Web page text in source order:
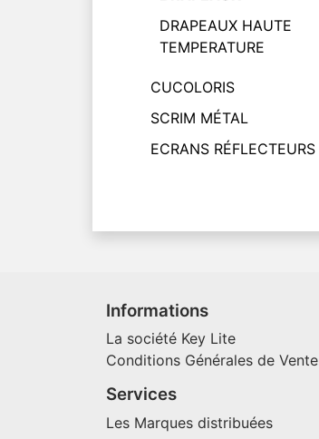
DRAPEAUX HAUTE
TEMPERATURE
CUCOLORIS
SCRIM MÉTAL
ECRANS RÉFLECTEURS
Informations
La société Key Lite
Conditions Générales de Vente
Services
Les Marques distribuées